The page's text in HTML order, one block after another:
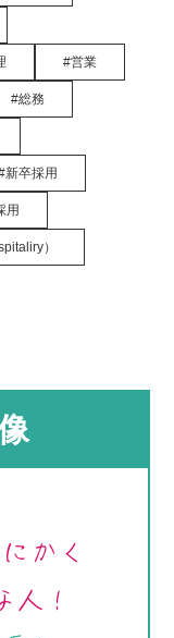
営業
総務
新卒採用
用
）
かく
人！